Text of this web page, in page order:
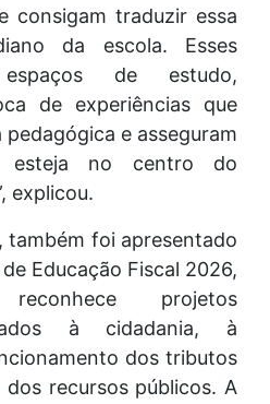
consigam traduzir essa
da escola. Esses
de estudo,
de experiências que
e asseguram
esteja no centro do
explicou.
também foi apresentado
Educação Fiscal 2026,
projetos
à cidadania, à
dos tributos
recursos públicos. A